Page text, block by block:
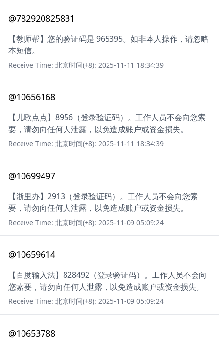
@782920825831
【教师帮】您的验证码是 965395。如非本人操作，请忽略
本短信。
Receive Time: 北京时间(+8): 2025-11-11 18:34:39
@10656168
【儿歌点点】8956（登录验证码）。工作人员不会向您索
要，请勿向任何人泄露，以免造成账户或资金损失。
Receive Time: 北京时间(+8): 2025-11-11 18:34:39
@10699497
【浙里办】2913（登录验证码）。工作人员不会向您索
要，请勿向任何人泄露，以免造成账户或资金损失。
Receive Time: 北京时间(+8): 2025-11-09 05:09:24
@10659614
【百度输入法】828492（登录验证码）。工作人员不会向
您索要，请勿向任何人泄露，以免造成账户或资金损失。
Receive Time: 北京时间(+8): 2025-11-09 05:09:24
@10653788